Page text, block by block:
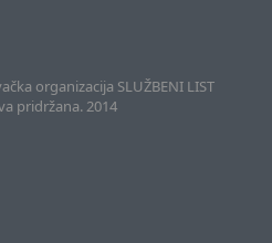
organizacija SLUŽBENI LIST
pridržana. 2014